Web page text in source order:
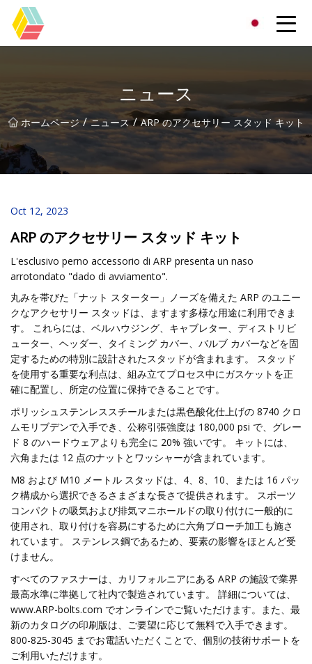
ニュース
ホームページ / ニュース / ARP のアクセサリー スタッド キット
Oct 12, 2023
ARP のアクセサリー スタッド キット
L'esclusivo perno accessorio di ARP presenta un naso
arrotondato "dado di avviamento".
丸みを帯びた「ナット スターター」ノーズを備えた ARP のユニー
クなアクセサリー スタッドは、ますます多様な用途に利用できま
す。 これらには、ベルハウジング、キャブレター、ディストリビ
ューター、ヘッダー、タイミング カバー、バルブ カバーなどを固
定するための特別に設計されたスタッドが含まれます。 スタッド
を使用する重要な利点は、組み立てプロセス中にガスケットを正
確に配置し、所定の位置に保持できることです。
ポリッシュステンレススチールまたは黒色酸化仕上げの 8740 クロ
ムモリブデンで入手でき、公称引張強度は 180,000 psi で、グレー
ド 8 のハードウェアよりも完全に 20% 強いです。 キットには、
六角または 12 点のナットとワッシャーが含まれています。
M8 および M10 メートル スタッドは、4、8、10、または 16 パッ
ク構成から選択できるさまざまな長さで提供されます。 スポーツ
コンパクトの吸気および排気マニホールドの取り付けに一般的に
使用され、取り付けを容易にするために六角ブローチ加工も施さ
れています。 ステンレス鋼であるため、要素の影響をほとんど受
けません。
すべてのファスナーは、カリフォルニアにある ARP の施設で業界
最高水準に準拠して社内で製造されています。 詳細については、
www.ARP-bolts.com でオンラインでご覧いただけます。また、最
新のカタログの印刷版は、ご要望に応じて無料で入手できます。
800-825-3045 までお電話いただくことで、個別の技術サポートを
ご利用いただけます。